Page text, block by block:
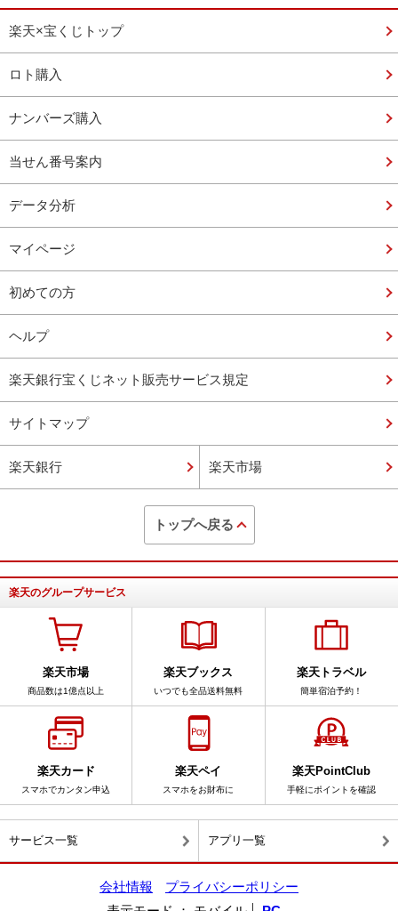
楽天×宝くじトップ
ロト購入
ナンバーズ購入
当せん番号案内
データ分析
マイページ
初めての方
ヘルプ
楽天銀行宝くじネット販売サービス規定
サイトマップ
楽天銀行 楽天市場
トップへ戻る
楽天のグループサービス
楽天市場
商品数は1億点以上
楽天ブックス
いつでも全品送料無料
楽天トラベル
簡単宿泊予約！
楽天カード
スマホでカンタン申込
楽天ペイ
スマホをお財布に
楽天PointClub
手軽にポイントを確認
サービス一覧 アプリ一覧
会社情報
プライバシーポリシー